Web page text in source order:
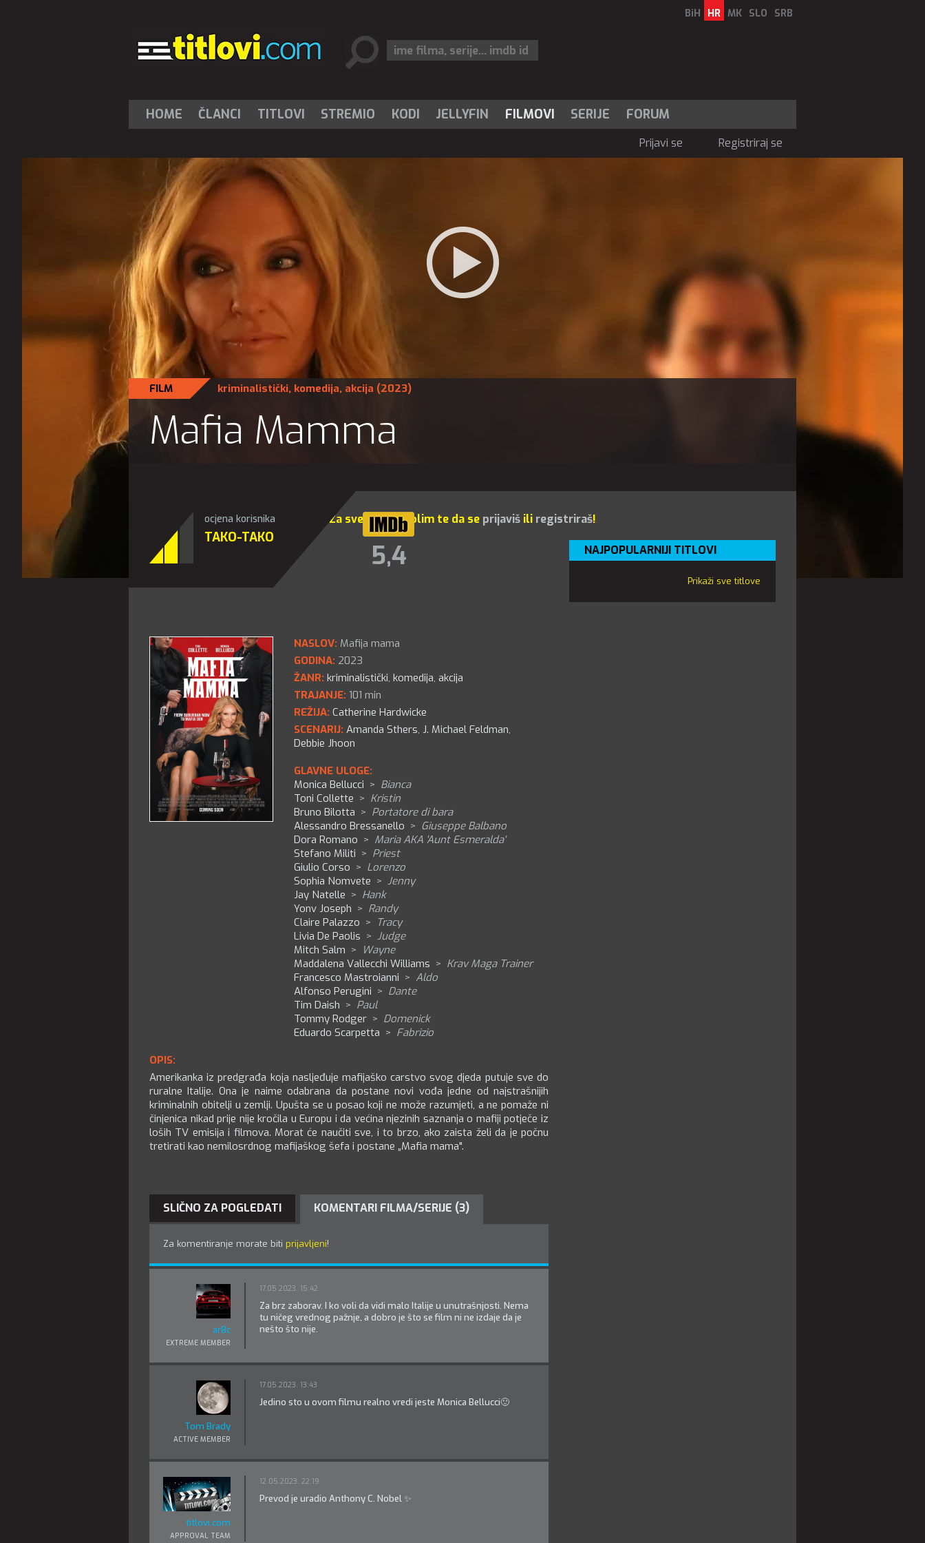
BiH HR MK SLO SRB
HOME ČLANCI TITLOVI STREMIO KODI JELLYFIN FILMOVI SERIJE FORUM
Prijavi se Registriraj se
FILM kriminalistički, komedija, akcija (2023)
Mafia Mamma
Za sve opcije molim te da se prijaviš ili registriraš!
ocjena korisnika
TAKO-TAKO
5,4
NASLOV: Mafija mama
GODINA: 2023
ŽANR: kriminalistički, komedija, akcija
TRAJANJE: 101 min
REŽIJA: Catherine Hardwicke
SCENARIJ: Amanda Sthers, J. Michael Feldman,
Debbie Jhoon
GLAVNE ULOGE:
Monica Bellucci > Bianca
Toni Collette > Kristin
Bruno Bilotta > Portatore di bara
Alessandro Bressanello > Giuseppe Balbano
Dora Romano > Maria AKA 'Aunt Esmeralda'
Stefano Militi > Priest
Giulio Corso > Lorenzo
Sophia Nomvete > Jenny
Jay Natelle > Hank
Yonv Joseph > Randy
Claire Palazzo > Tracy
Livia De Paolis > Judge
Mitch Salm > Wayne
Maddalena Vallecchi Williams > Krav Maga Trainer
Francesco Mastroianni > Aldo
Alfonso Perugini > Dante
Tim Daish > Paul
Tommy Rodger > Domenick
Eduardo Scarpetta > Fabrizio
OPIS:
Amerikanka iz predgrađa koja nasljeđuje mafijaško carstvo svog djeda putuje sve do
ruralne Italije. Ona je naime odabrana da postane novi vođa jedne od najstrašnijih
kriminalnih obitelji u zemlji. Upušta se u posao koji ne može razumjeti, a ne pomaže ni
činjenica nikad prije nije kročila u Europu i da većina njezinih saznanja o mafiji potječe iz
loših TV emisija i filmova. Morat će naučiti sve, i to brzo, ako zaista želi da je počnu
tretirati kao nemilosrdnog mafijaškog šefa i postane „Mafia mama".
SLIČNO ZA POGLEDATI KOMENTARI FILMA/SERIJE (3)
Za komentiranje morate biti prijavljeni!
ar8c
EXTREME MEMBER
17.05.2023. 15:42
Za brz zaborav. I ko voli da vidi malo Italije u unutrašnjosti. Nema
tu ničeg vrednog pažnje, a dobro je što se film ni ne izdaje da je
nešto što nije.
Tom Brady
ACTIVE MEMBER
17.05.2023. 13:43
Jedino sto u ovom filmu realno vredi jeste Monica Bellucci🙂
titlovi.com
APPROVAL TEAM
12.05.2023. 22:19
Prevod je uradio Anthony C. Nobel ✨
NAJPOPULARNIJI TITLOVI
Prikaži sve titlove